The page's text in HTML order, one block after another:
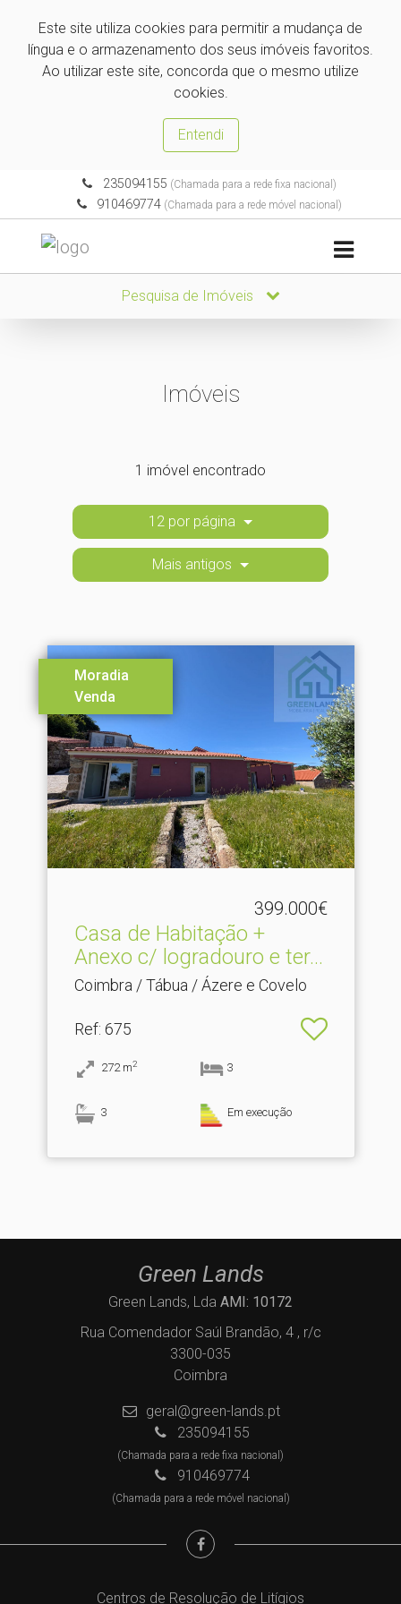
Este site utiliza cookies para permitir a mudança de
língua e o armazenamento dos seus imóveis favoritos.
Ao utilizar este site, concorda que o mesmo utilize
cookies.
Entendi
235094155 (Chamada para a rede fixa nacional)
910469774 (Chamada para a rede móvel nacional)
Pesquisa de Imóveis
Imóveis
1 imóvel encontrado
12 por página
Mais antigos
Moradia
Venda
399.000€
Casa de Habitação +
Anexo c/ logradouro e ter.​..
Coimbra / Tábua / Ázere e Covelo
Ref: 675
272 m2 3
3 Em execução
Green Lands
Green Lands, Lda AMI: 10172
Rua Comendador Saúl Brandão, 4 , r/c
3300-035
Coimbra
geral@green-lands.pt
235094155
(Chamada para a rede fixa nacional)
910469774
(Chamada para a rede móvel nacional)
Centros de Resolução de Litígios